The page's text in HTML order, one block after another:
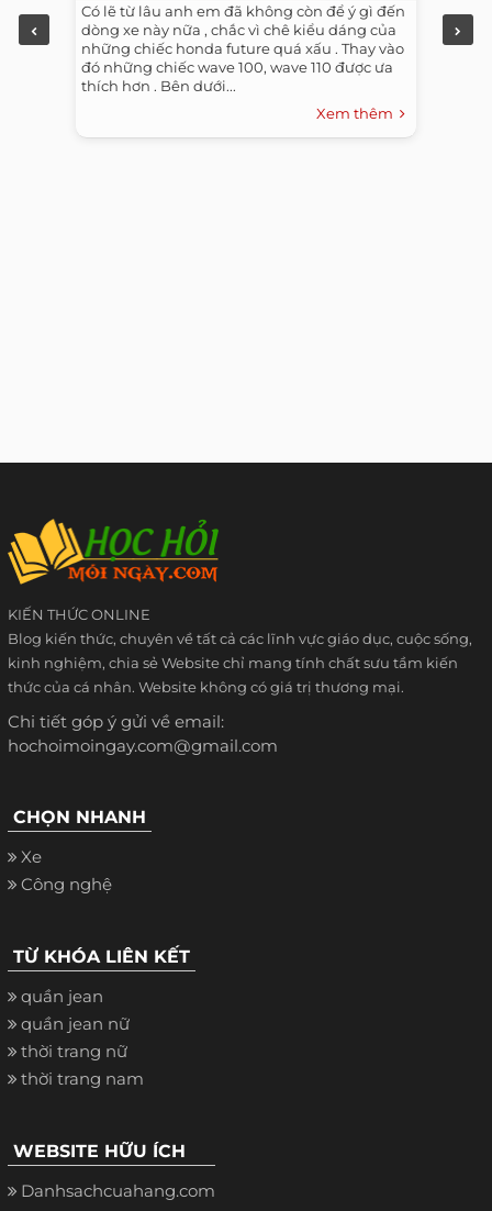
Có lẽ từ lâu anh em đã không còn để ý gì đến
dòng xe này nữa , chắc vì chê kiểu dáng của
những chiếc honda future quá xấu . Thay vào
đó những chiếc wave 100, wave 110 được ưa
thích hơn . Bên dưới...
Xem thêm
KIẾN THỨC ONLINE
Blog kiến thức, chuyên về tất cả các lĩnh vực giáo dục, cuộc sống,
kinh nghiệm, chia sẻ Website chỉ mang tính chất sưu tầm kiến
thức của cá nhân. Website không có giá trị thương mại.
Chi tiết góp ý gửi về email:
hochoimoingay.com@gmail.com
CHỌN NHANH
Xe
Công nghệ
TỪ KHÓA LIÊN KẾT
quần jean
quần jean nữ
thời trang nữ
thời trang nam
WEBSITE HỮU ÍCH
Danhsachcuahang.com